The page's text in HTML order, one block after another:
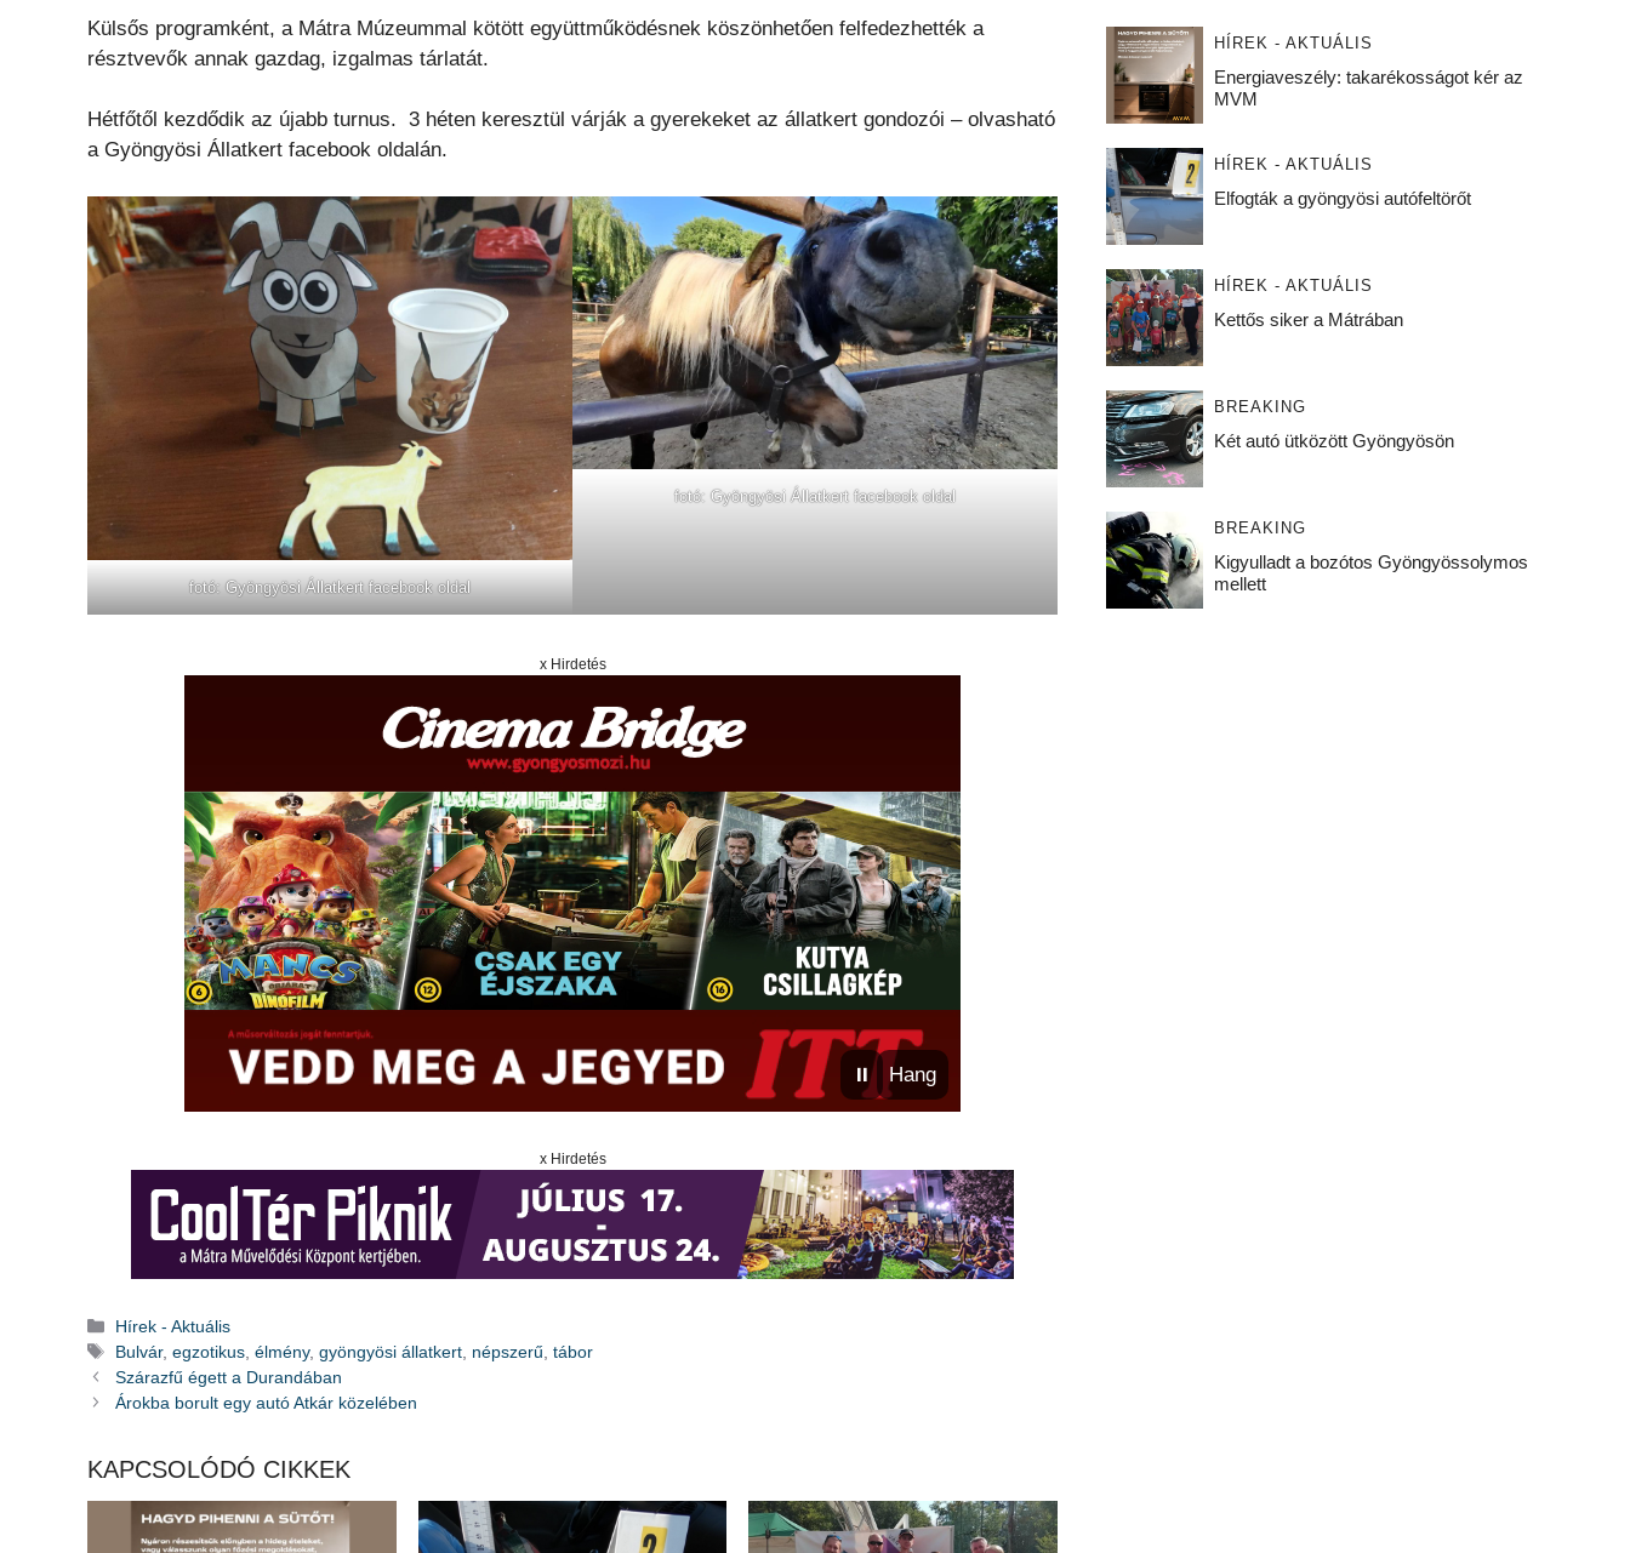
Külsős programként, a Mátra Múzeummal kötött együttműködésnek köszönhetően felfedezhették a
résztvevők annak gazdag, izgalmas tárlatát.
Hétfőtől kezdődik az újabb turnus. 3 héten keresztül várják a gyerekeket az állatkert gondozói – olvasható
a Gyöngyösi Állatkert facebook oldalán.
fotó: Gyöngyösi Állatkert facebook oldal
fotó: Gyöngyösi Állatkert facebook oldal
x Hirdetés
⏸ Hang
x Hirdetés
Kategória
Hírek - Aktuális
Címkék
Bulvár,egzotikus ,élmény,gyöngyösi állatkert népszerű ,tábor
Szárazfű égett a Durandában
Árokba borult egy autó Atkár közelében
KAPCSOLÓDÓ CIKKEK
HÍREK - AKTUÁLIS
Energiaveszély: takarékosságot kér az
MVM
HÍREK - AKTUÁLIS
Elfogták a gyöngyösi autófeltörőt
HÍREK - AKTUÁLIS
Kettős siker a Mátrában
BREAKING
Két autó ütközött Gyöngyösön
BREAKING
Kigyulladt a bozótos Gyöngyössolymos
mellett